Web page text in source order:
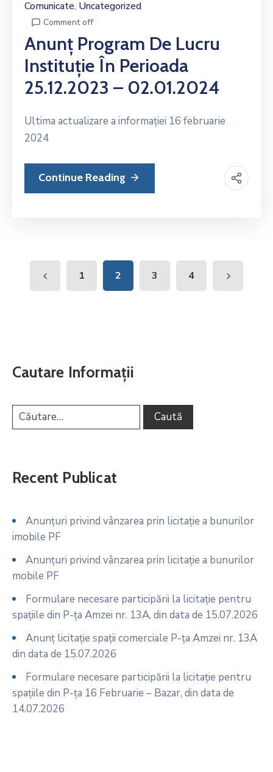
Comunicate‚ Uncategorized
Comment off
Anunț Program De Lucru
Instituție În Perioada
25.12.2023 – 02.01.2024
Ultima actualizare a informației 16 februarie
2024
Continue Reading
1 2 3 4
Cautare Informații
Recent Publicat
Anunțuri privind vânzarea prin licitație a bunurilor
imobile PF
Anunțuri privind vânzarea prin licitație a bunurilor
mobile PF
Formulare necesare participării la licitație pentru
spațiile din P-ța Amzei nr. 13A, din data de 15.07.2026
Anunț licitație spații comerciale P-ța Amzei nr. 13A
din data de 15.07.2026
Formulare necesare participării la licitație pentru
spațiile din P-ța 16 Februarie – Bazar, din data de
14.07.2026